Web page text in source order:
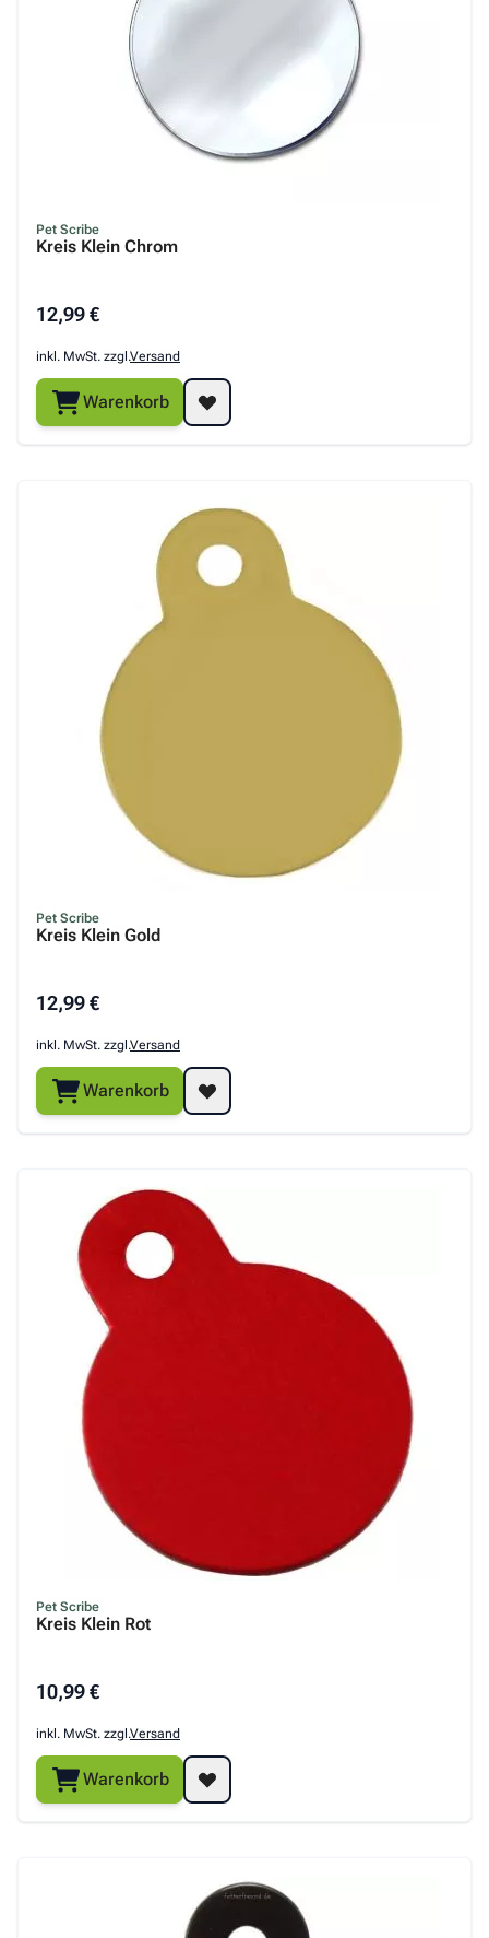
Pet Scribe
Kreis Klein Chrom
12,99 €
inkl. MwSt. zzgl.Versand
Warenkorb
Pet Scribe
Kreis Klein Gold
12,99 €
inkl. MwSt. zzgl.Versand
Warenkorb
Pet Scribe
Kreis Klein Rot
10,99 €
inkl. MwSt. zzgl.Versand
Warenkorb